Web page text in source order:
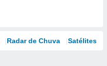
Radar de Chuva Satélites